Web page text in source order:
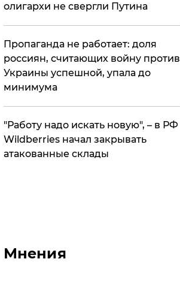
олигархи не свергли Путина
​Пропаганда не работает: доля
россиян, считающих войну против
Украины успешной, упала до
минимума
"Работу надо искать новую", – в РФ
Wildberries начал закрывать
атакованные склады
Мнения